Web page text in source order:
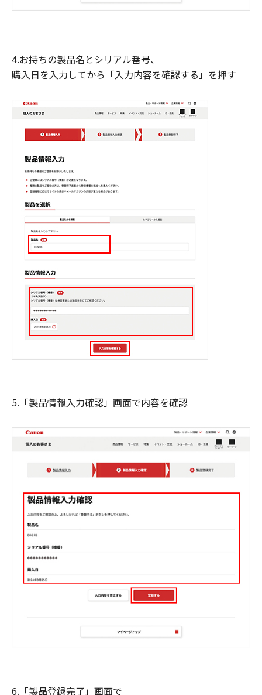
4.お持ちの製品名とシリアル番号、
購入日を入力してから「入力内容を確認する」を押す
5.「製品情報入力確認」画面で内容を確認
6.「製品登録完了」画面で